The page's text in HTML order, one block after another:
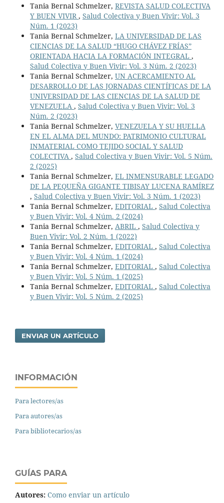
Tania Bernal Schmelzer, REVISTA SALUD COLECTIVA
Y BUEN VIVIR , Salud Colectiva y Buen Vivir: Vol. 3
Núm. 1 (2023)
Tania Bernal Schmelzer, LA UNIVERSIDAD DE LAS
CIENCIAS DE LA SALUD “HUGO CHÁVEZ FRÍAS”
ORIENTADA HACIA LA FORMACIÓN INTEGRAL ,
Salud Colectiva y Buen Vivir: Vol. 3 Núm. 2 (2023)
Tania Bernal Schmelzer, UN ACERCAMIENTO AL
DESARROLLO DE LAS JORNADAS CIENTÍFICAS DE LA
UNIVERSIDAD DE LAS CIENCIAS DE LA SALUD DE
VENEZUELA , Salud Colectiva y Buen Vivir: Vol. 3
Núm. 2 (2023)
Tania Bernal Schmelzer, VENEZUELA Y SU HUELLA
EN EL ALMA DEL MUNDO: PATRIMONIO CULTURAL
INMATERIAL COMO TEJIDO SOCIAL Y SALUD
COLECTIVA , Salud Colectiva y Buen Vivir: Vol. 5 Núm.
2 (2025)
Tania Bernal Schmelzer, EL INMENSURABLE LEGADO
DE LA PEQUEÑA GIGANTE TIBISAY LUCENA RAMÍREZ
, Salud Colectiva y Buen Vivir: Vol. 3 Núm. 1 (2023)
Tania Bernal Schmelzer, EDITORIAL , Salud Colectiva
y Buen Vivir: Vol. 4 Núm. 2 (2024)
Tania Bernal Schmelzer, ABRIL , Salud Colectiva y
Buen Vivir: Vol. 2 Núm. 1 (2022)
Tania Bernal Schmelzer, EDITORIAL , Salud Colectiva
y Buen Vivir: Vol. 4 Núm. 1 (2024)
Tania Bernal Schmelzer, EDITORIAL , Salud Colectiva
y Buen Vivir: Vol. 5 Núm. 1 (2025)
Tania Bernal Schmelzer, EDITORIAL , Salud Colectiva
y Buen Vivir: Vol. 5 Núm. 2 (2025)
ENVIAR UN ARTÍCULO
INFORMACIÓN
Para lectores/as
Para autores/as
Para bibliotecarios/as
GUÍAS PARA
Autores: Como enviar un artículo